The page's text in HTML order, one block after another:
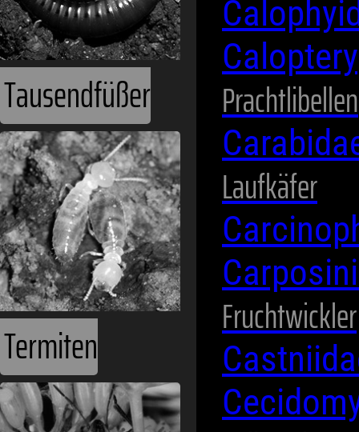
Termiten
Wanzen
Prachtlibellen
Laufkäfer
Fruchtwickler